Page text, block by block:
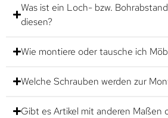
Was ist ein Loch- bzw.
diesen?
Wie montiere oder tausche ich
Welche Schrauben werden zur
Gibt es Artikel mit anderen Maßen